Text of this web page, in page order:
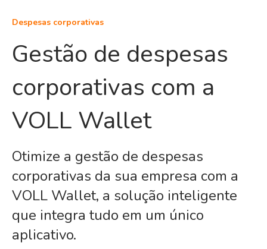
Despesas corporativas
Gestão de despesas
corporativas com a
VOLL Wallet
Otimize a gestão de despesas
corporativas da sua empresa com a
VOLL Wallet, a solução inteligente
que integra tudo em um único
aplicativo.